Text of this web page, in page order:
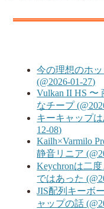
今の理想のホ
(@2026-01-27)
Vulkan II HS 〜
なチープ
キーキャップ
12-08)
Kailh×Varmilo
静音リニア
Keychronは二
ではあった
JIS配列キーボ
ャップの話